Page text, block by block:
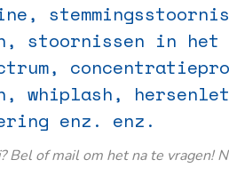
stoornissen in het
whiplash,
enz. enz.
Bel of mail om het na te vragen!